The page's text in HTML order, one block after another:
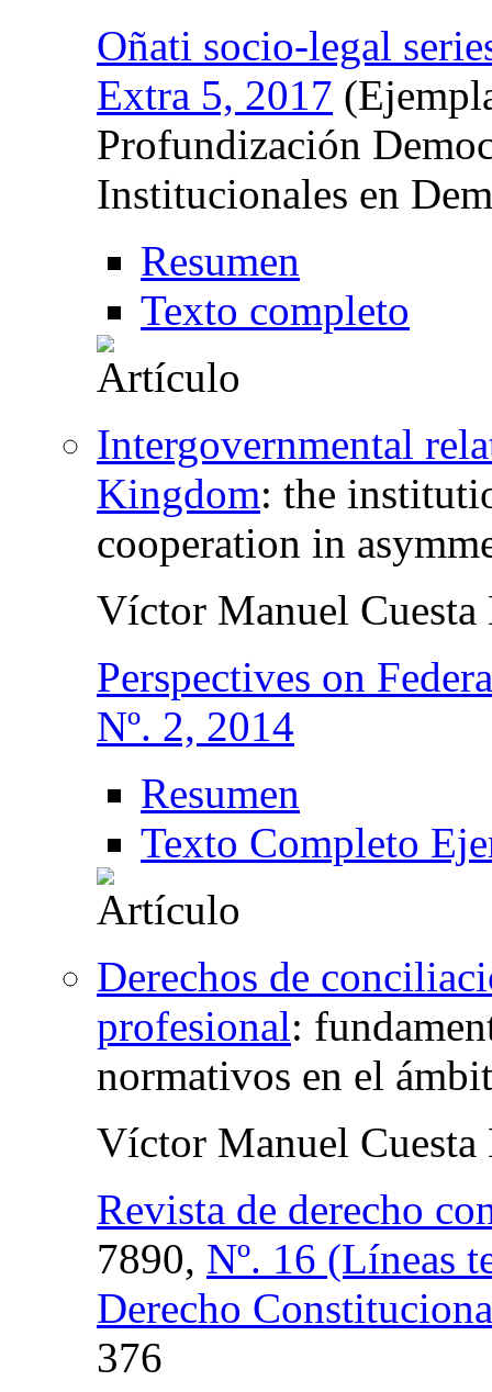
Oñati socio-legal
Extra 5, 2017
Profundización
Institucionales en
Resumen
Texto completo
Intergovernmental
Kingdom: the
cooperation in
Víctor Manuel Cuesta
Perspectives on
Nº. 2, 2014
Resumen
Texto Completo
Derechos de
profesional:
normativos en el
Víctor Manuel Cuesta
Revista de derecho
7890, Nº. 16 (Líneas
Derecho
376